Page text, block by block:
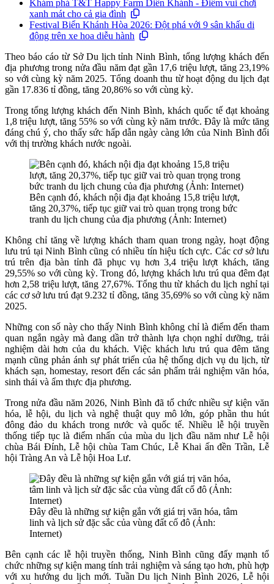
Khám phá T&T Happy Farm Diên Khánh - Điểm vui chơi
xanh mát cho cả gia đình
Festival Biển Khánh Hòa 2026: Đột phá với 9 sân khấu di
động trên xe hoa diễu hành
Theo báo cáo từ Sở Du lịch tỉnh Ninh Bình, tổng lượng khách đến
địa phương trong nửa đầu năm đạt gần 17,6 triệu lượt, tăng 23,19%
so với cùng kỳ năm 2025. Tổng doanh thu từ hoạt động du lịch đạt
gần 17.836 tỉ đồng, tăng 20,86% so với cùng kỳ.
Trong tổng lượng khách đến Ninh Bình, khách quốc tế đạt khoảng
1,8 triệu lượt, tăng 55% so với cùng kỳ năm trước. Đây là mức tăng
đáng chú ý, cho thấy sức hấp dẫn ngày càng lớn của Ninh Bình đối
với thị trường khách nước ngoài.
Bên cạnh đó, khách nội địa đạt khoảng 15,8 triệu lượt,
tăng 20,37%, tiếp tục giữ vai trò quan trọng trong bức
tranh du lịch chung của địa phương (Ảnh: Internet)
Không chỉ tăng về lượng khách tham quan trong ngày, hoạt động
lưu trú tại Ninh Bình cũng có nhiều tín hiệu tích cực. Các cơ sở lưu
trú trên địa bàn tỉnh đã phục vụ hơn 3,4 triệu lượt khách, tăng
29,55% so với cùng kỳ. Trong đó, lượng khách lưu trú qua đêm đạt
hơn 2,58 triệu lượt, tăng 27,67%. Tổng thu từ khách du lịch nghỉ tại
các cơ sở lưu trú đạt 9.232 tỉ đồng, tăng 35,69% so với cùng kỳ năm
2025.
Những con số này cho thấy Ninh Bình không chỉ là điểm đến tham
quan ngắn ngày mà đang dần trở thành lựa chọn nghỉ dưỡng, trải
nghiệm dài hơn của du khách. Việc khách lưu trú qua đêm tăng
mạnh cũng phản ánh sự phát triển của hệ thống dịch vụ du lịch, từ
khách sạn, homestay, resort đến các sản phẩm trải nghiệm văn hóa,
sinh thái và ẩm thực địa phương.
Trong nửa đầu năm 2026, Ninh Bình đã tổ chức nhiều sự kiện văn
hóa, lễ hội, du lịch và nghệ thuật quy mô lớn, góp phần thu hút
đông đảo du khách trong nước và quốc tế. Nhiều lễ hội truyền
thống tiếp tục là điểm nhấn của mùa du lịch đầu năm như Lễ hội
chùa Bái Đính, Lễ hội chùa Tam Chúc, Lễ Khai ấn đền Trần, Lễ
hội Tràng An và Lễ hội Hoa Lư.
Đây đều là những sự kiện gắn với giá trị văn hóa, tâm
linh và lịch sử đặc sắc của vùng đất cố đô (Ảnh:
Internet)
Bên cạnh các lễ hội truyền thống, Ninh Bình cũng đẩy mạnh tổ
chức những sự kiện mang tính trải nghiệm và sáng tạo hơn, phù hợp
với xu hướng du lịch mới. Tuần Du lịch Ninh Bình 2026, Lễ hội